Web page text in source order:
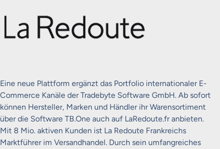
Eine neue Plattform ergänzt das Portfolio internationaler E-
Commerce Kanäle der Tradebyte Software GmbH. Ab sofort
können Hersteller, Marken und Händler ihr Warensortiment
über die Software TB.One auch auf LaRedoute.fr anbieten.
Mit 8 Mio. aktiven Kunden ist La Redoute Frankreichs
Marktführer im Versandhandel. Durch sein umfangreiches